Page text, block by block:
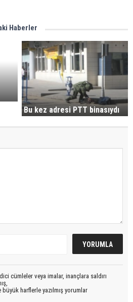
Haberler
Bu kez adresi PTT binasıydı
cümleler veya imalar, inançlara saldırı
harflerle yazılmış yorumlar